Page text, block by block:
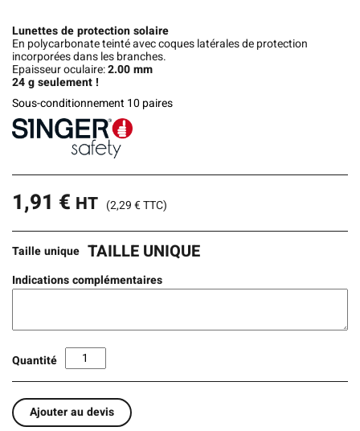
Lunettes de protection solaire
En polycarbonate teinté avec coques latérales de protection
incorporées dans les branches.
Epaisseur oculaire:2.00 mm
24 g seulement !
Sous-conditionnement 10 paires
1,91 € HT (2,29€TTC)
Taille unique TAILLE UNIQUE
Indications complémentaires
Quantité
Ajouter au devis